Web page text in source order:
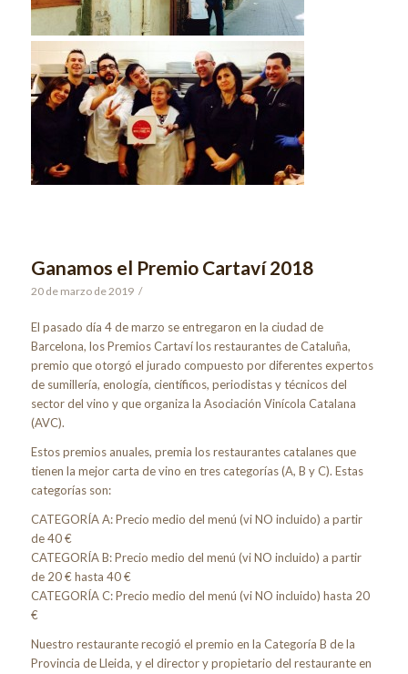
Ganamos el Premio Cartaví 2018
20 de marzo de 2019 /
El pasado día 4 de marzo se entregaron en la ciudad de
Barcelona, ​​los Premios Cartaví los restaurantes de Cataluña,
premio que otorgó el jurado compuesto por diferentes expertos
de sumillería, enología, científicos, periodistas y técnicos del
sector del vino y que organiza la Asociación Vinícola Catalana
(AVC).
Estos premios anuales, premia los restaurantes catalanes que
tienen la mejor carta de vino en tres categorías (A, B y C). Estas
categorías son:
CATEGORÍA A: Precio medio del menú (vi NO incluido) a partir
de 40 €
CATEGORÍA B: Precio medio del menú (vi NO incluido) a partir
de 20 € hasta 40 €
CATEGORÍA C: Precio medio del menú (vi NO incluido) hasta 20
€
Nuestro restaurante recogió el premio en la Categoría B de la
Provincia de Lleida, y el director y propietario del restaurante en